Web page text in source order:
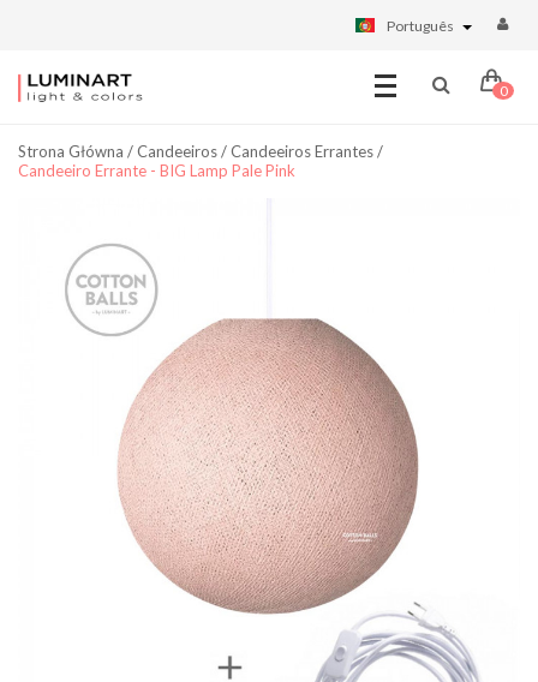
Português
0
Strona Główna /Candeeiros/Candeeiros Errantes/
Candeeiro Errante - BIG Lamp Pale Pink